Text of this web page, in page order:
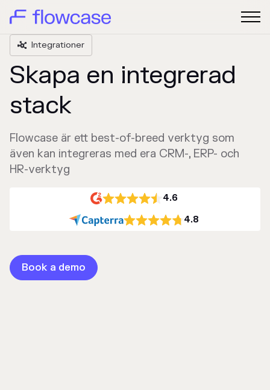
 Integrationer
Skapa en integrerad
stack
Flowcase är ett best-of-breed verktyg som
även kan integreras med era CRM-, ERP- och
HR-verktyg
4.6
4.8
Book a demo